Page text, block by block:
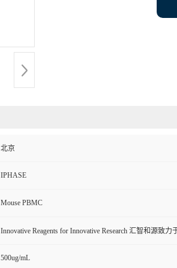
北京
IPHASE
Mouse PBMC
Innovative Reagents for Innovative Research 汇智和源
500ug/mL